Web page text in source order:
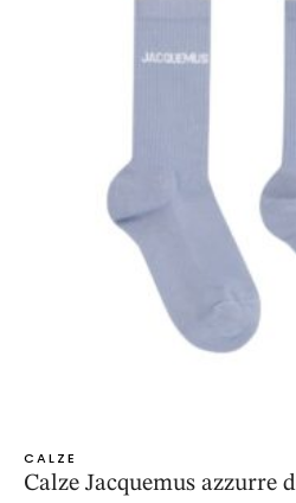
CALZE
Calze Jacquemus azzurre